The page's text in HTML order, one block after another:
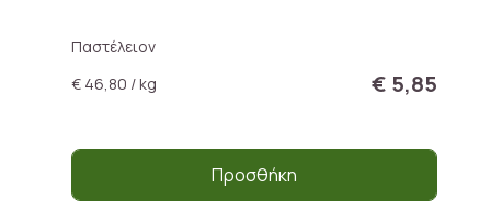
Παστέλειον
€ 46,80 / kg
€ 5,85
Προσθήκη